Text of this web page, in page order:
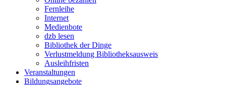
Fernleihe
Internet
Medienbote
dzb lesen
Bibliothek der Dinge
Verlustmeldung Bibliotheksausweis
Ausleihfristen
Veranstaltungen
Bildungsangebote